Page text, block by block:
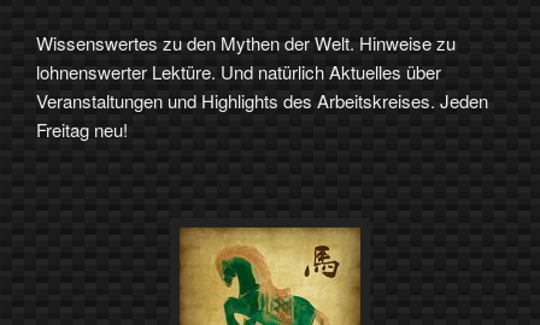
Wissenswertes zu den Mythen der Welt. Hinweise zu
lohnenswerter Lektüre. Und natürlich Aktuelles über
Veranstaltungen und Highlights des Arbeitskreises. Jeden
Freitag neu!